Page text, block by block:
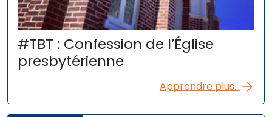
#TBT : Confession de l’Église
presbytérienne
Apprendre plus...